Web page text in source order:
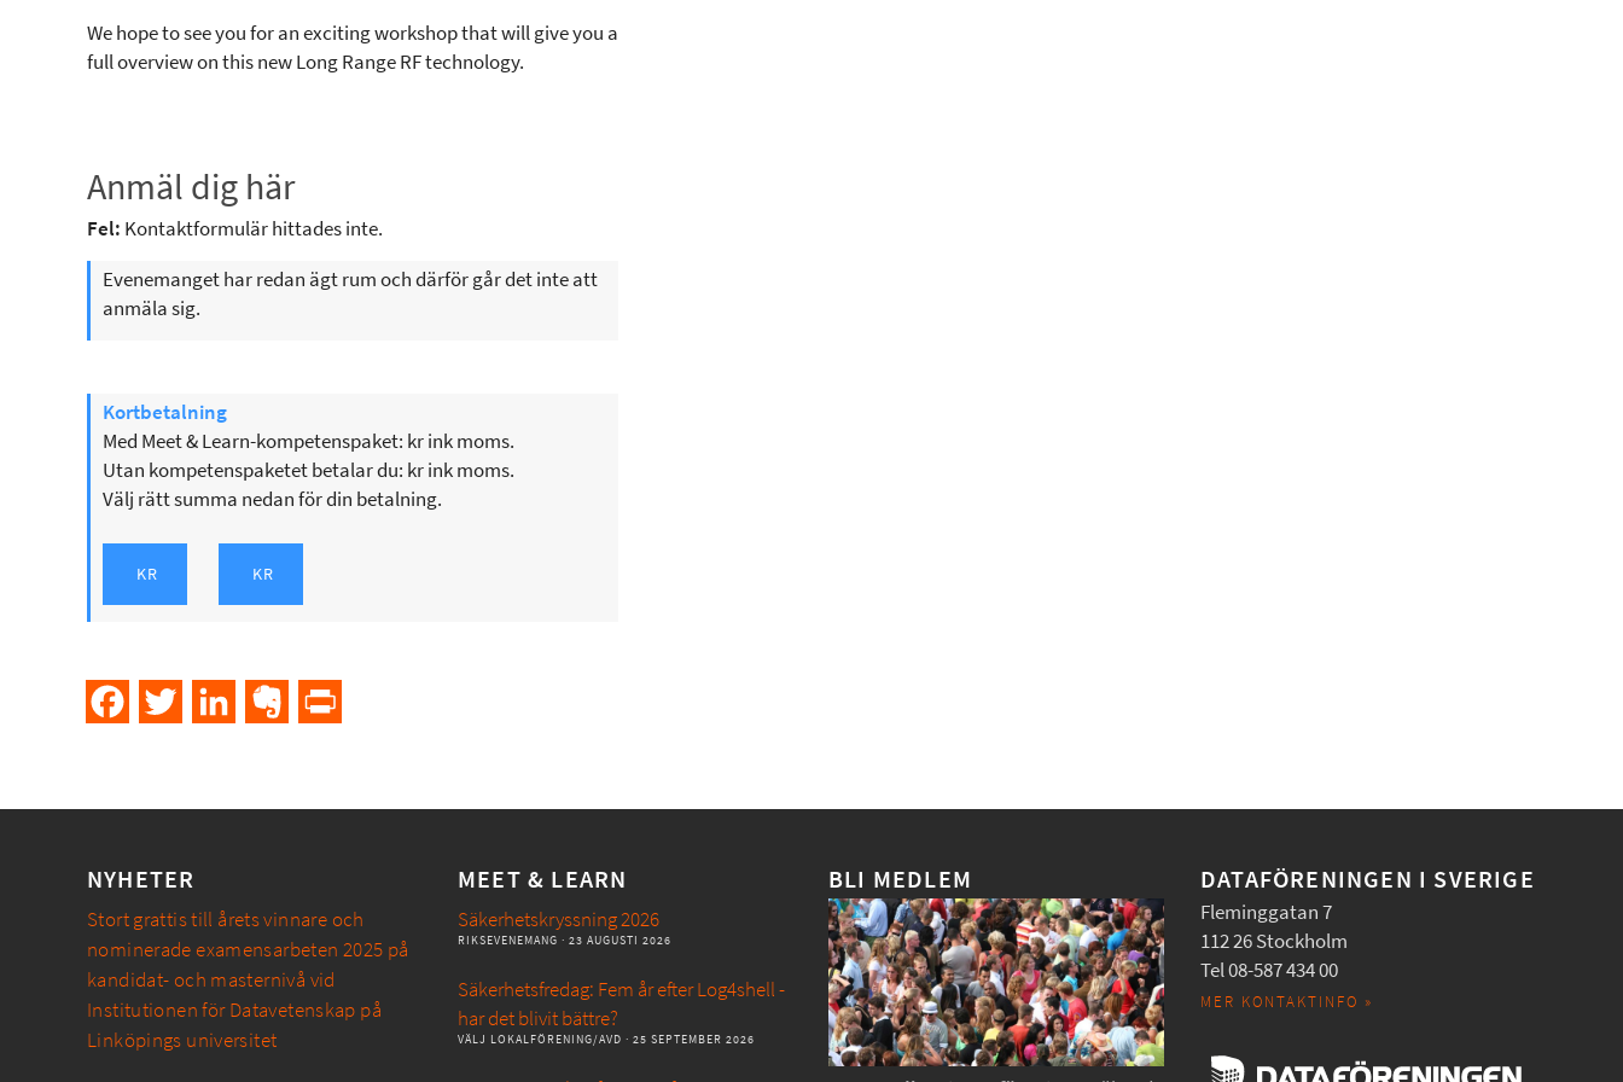
We hope to see you for an exciting workshop that will give you a
full overview on this new Long Range RF technology.
Anmäl dig här
Fel: Kontaktformulär hittades inte.
Evenemanget har redan ägt rum och därför går det inte att
anmäla sig.
Kortbetalning
Med Meet & Learn-kompetenspaket: kr ink moms.
Utan kompetenspaketet betalar du: kr ink moms.
Välj rätt summa nedan för din betalning.
FacebookTwitter LinkedInEvernote
NYHETER
Stort grattis till årets vinnare och
nominerade examensarbeten 2025 på
kandidat- och masternivå vid
Institutionen för Datavetenskap på
Linköpings universitet
MEET & LEARN
Säkerhetskryssning 2026
RIKSEVENEMANG · 23 AUGUSTI 2026
Säkerhetsfredag: Fem år efter Log4shell -
har det blivit bättre?
VÄLJ LOKALFÖRENING/AVD · 25 SEPTEMBER 2026
BLI MEDLEM DATAFÖRENINGEN I SVERIGE
Fleminggatan 7
112 26 Stockholm
Tel 08-587 434 00
MER KONTAKTINFO »